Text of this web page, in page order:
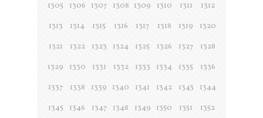
1305
1306 1307 1308 1309 1310 1311
1312
1313
1314 1315 1316 1317 1318 1319
1320
1321
1322 1323 1324 1325 1326 1327
1328
1329
1330 1331 1332 1333 1334 1335
1336
1337
1338 1339 1340 1341 1342 1343
1344
1345
1346 1347 1348 1349 1350 1351
1352